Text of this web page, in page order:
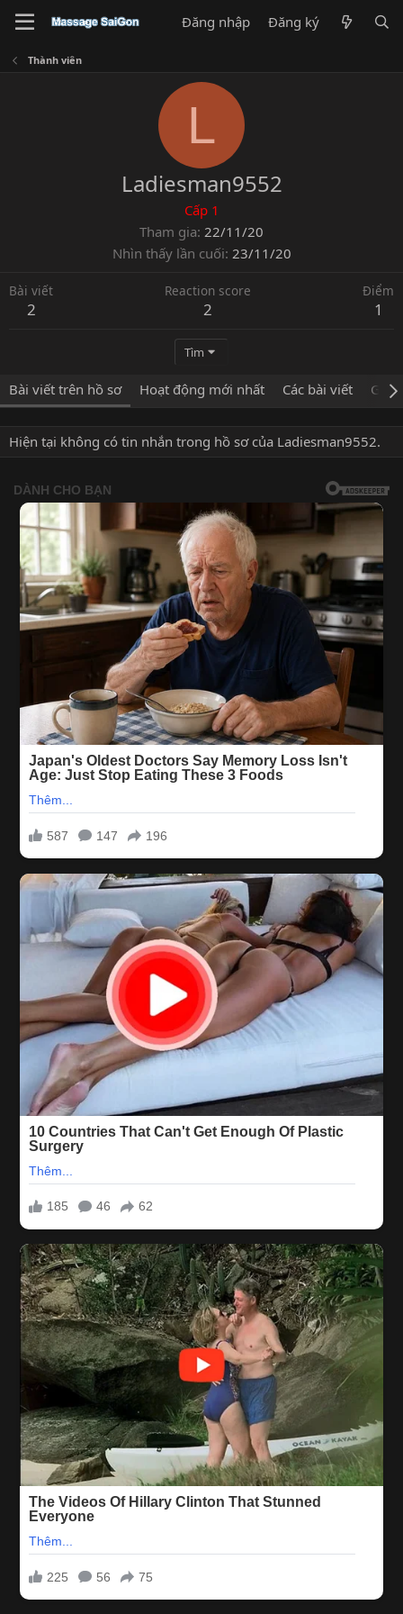
Đăng nhập Đăng ký
Thành viên
L
Ladiesman9552
Cấp 1
Tham gia 22/11/20
Nhìn thấy lần cuối 23/11/20
Bài viết
2
Reaction score
2
Điểm
1
Tìm
Bài viết trên hồ sơ Hoạt động mới nhất Các bài viết Giới
Hiện tại không có tin nhắn trong hồ sơ của Ladiesman9552.